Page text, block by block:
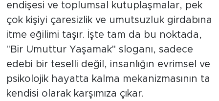
endişesi ve toplumsal kutuplaşmalar, pek
çok kişiyi çaresizlik ve umutsuzluk girdabına
itme eğilimi taşır. İşte tam da bu noktada,
"Bir Umuttur Yaşamak" sloganı, sadece
edebi bir teselli değil, insanlığın evrimsel ve
psikolojik hayatta kalma mekanizmasının ta
kendisi olarak karşımıza çıkar.